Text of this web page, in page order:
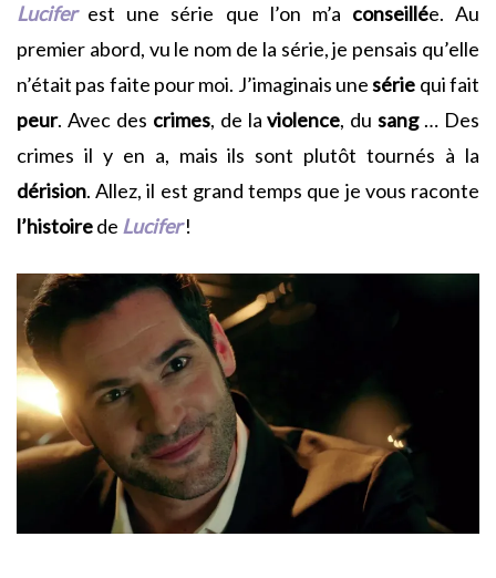
Luciferest une série que l’on m’a conseillée. Au
premier abord, vu le nom de la série, je pensais qu’elle
n’était pas faite pour moi. J’imaginais unesérie qui fait
peur. Avec des crimes, de laviolence, dusang… Des
crimes il y en a, mais ils sont plutôt tournés à la
dérision. Allez, il est grand temps que je vous raconte
l’histoirede Lucifer!